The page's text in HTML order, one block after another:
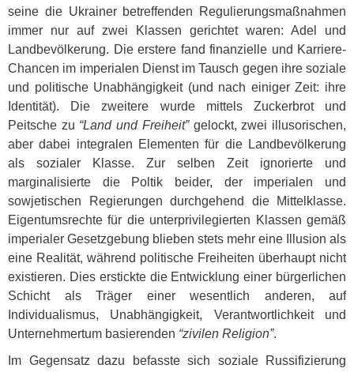
seine die Ukrainer betreffenden Regulierungsmaßnahmen
immer nur auf zwei Klassen gerichtet waren: Adel und
Landbevölkerung. Die erstere fand finanzielle und Karriere-
Chancen im imperialen Dienst im Tausch gegen ihre soziale
und politische Unabhängigkeit (und nach einiger Zeit: ihre
Identität). Die zweitere wurde mittels Zuckerbrot und
Peitsche zu “Land und Freiheit”gelockt, zwei illusorischen,
aber dabei integralen Elementen für die Landbevölkerung
als sozialer Klasse. Zur selben Zeit ignorierte und
marginalisierte die Poltik beider, der imperialen und
sowjetischen Regierungen durchgehend die Mittelklasse.
Eigentumsrechte für die unterprivilegierten Klassen gemäß
imperialer Gesetzgebung blieben stets mehr eine Illusion als
eine Realität, während politische Freiheiten überhaupt nicht
existieren. Dies erstickte die Entwicklung einer bürgerlichen
Schicht als Träger einer wesentlich anderen, auf
Individualismus, Unabhängigkeit, Verantwortlichkeit und
Unternehmertum basierenden “zivilen Religion”.
Im Gegensatz dazu befasste sich soziale Russifizierung